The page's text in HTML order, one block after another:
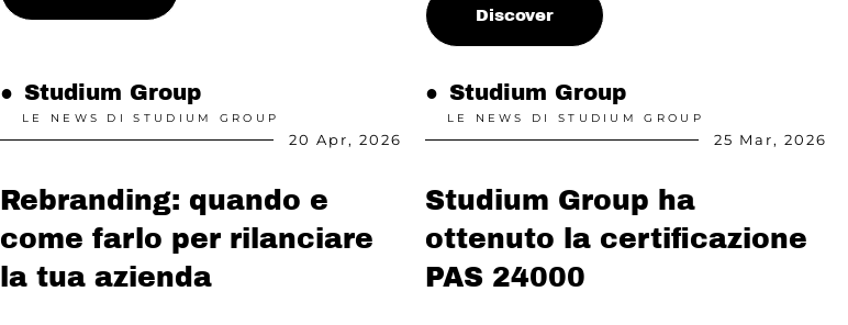
Discover
● Studium Group
LE NEWS DI STUDIUM GROUP
20 Apr, 2026
Rebranding: quando e
come farlo per rilanciare
la tua azienda
● Studium Group
LE NEWS DI STUDIUM GROUP
25 Mar, 2026
Studium Group ha
ottenuto la certificazione
PAS 24000